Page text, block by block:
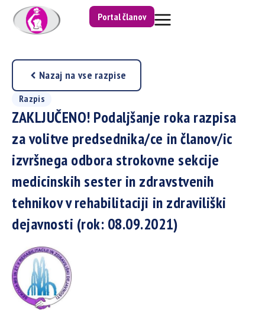
Portal članov
Nazaj na vse razpise
Razpis
ZAKLJUČENO! Podaljšanje roka razpisa
za volitve predsednika/ce in članov/ic
izvršnega odbora strokovne sekcije
medicinskih sester in zdravstvenih
tehnikov v rehabilitaciji in zdraviliški
dejavnosti (rok: 08.09.2021)